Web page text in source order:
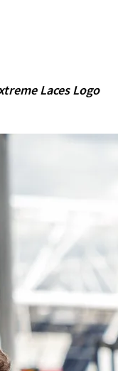
Laces Logo